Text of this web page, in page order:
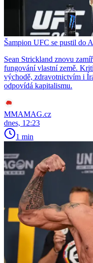
Šampion UFC se pustil do
Sean Strickland znovu
fungování vlastní země.
východě, zdravotnictvím i
odpovídá kapitalismu.
MMAMAG.cz
dnes, 12:23
1 min